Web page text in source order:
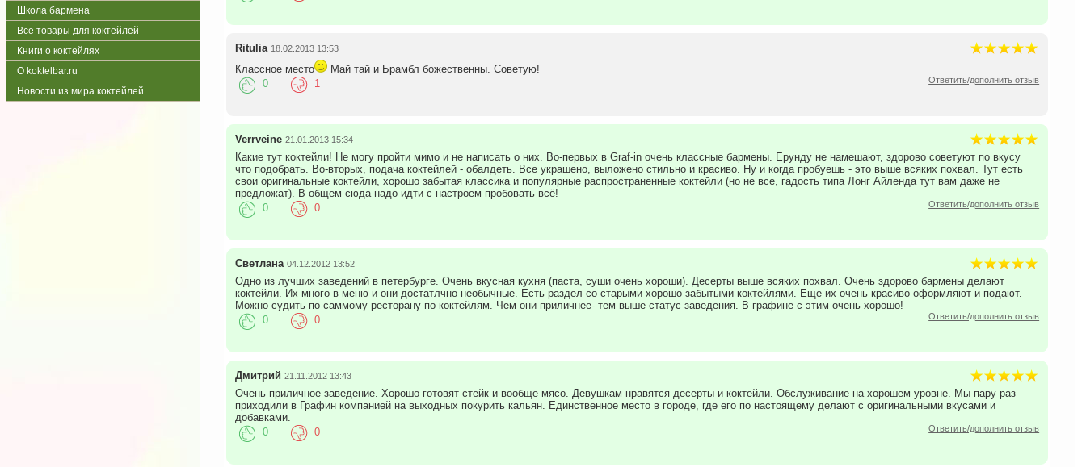
Школа бармена
Все товары для коктейлей
Книги о коктейлях
О koktelbar.ru
Новости из мира коктейлей
Ritulia 18.02.2013 13:53
Классное место Май тай и Брамбл божественны. Советую!
Ответить/дополнить отзыв
0 1
Verrveine 21.01.2013 15:34
Какие тут коктейли! Не могу пройти мимо и не написать о них. Во-первых в Graf-in очень классные бармены. Ерунду не намешают, здорово советуют по вкусу
что подобрать. Во-вторых, подача коктейлей - обалдеть. Все украшено, выложено стильно и красиво. Ну и когда пробуешь - это выше всяких похвал. Тут есть
свои оригинальные коктейли, хорошо забытая классика и популярные распространенные коктейли (но не все, гадость типа Лонг Айленда тут вам даже не
предложат). В общем сюда надо идти с настроем пробовать всё!
Ответить/дополнить отзыв
0 0
Светлана 04.12.2012 13:52
Одно из лучших заведений в петербурге. Очень вкусная кухня (паста, суши очень хороши). Десерты выше всяких похвал. Очень здорово бармены делают
коктейли. Их много в меню и они достатлчно необычные. Есть раздел со старыми хорошо забытыми коктейлями. Еще их очень красиво оформляют и подают.
Можно судить по саммому ресторану по коктейлям. Чем они приличнее- тем выше статус заведения. В графине с этим очень хорошо!
Ответить/дополнить отзыв
0 0
Дмитрий 21.11.2012 13:43
Очень приличное заведение. Хорошо готовят стейк и вообще мясо. Девушкам нравятся десерты и коктейли. Обслуживание на хорошем уровне. Мы пару раз
приходили в Графин компанией на выходных покурить кальян. Единственное место в городе, где его по настоящему делают с оригинальными вкусами и
добавками.
Ответить/дополнить отзыв
0 0